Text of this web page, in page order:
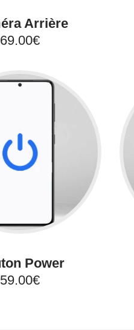
Arrière
69.00€
Power
59.00€